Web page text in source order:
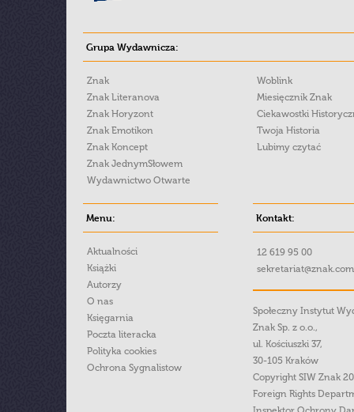
Grupa Wydawnicza:
Znak
Znak Literanova
Znak Horyzont
Znak Emotikon
Znak Koncept
Znak JednymSłowem
Wydawnictwo Otwarte
Woblink
Miesięcznik Znak
Ciekawostki
Twoja Historia
Lubimy czytać
Menu:
Aktualności
Książki
Autorzy
O nas
Księgarnia
Poczta literacka
Polityka cookies
Ochrona Sygnalistow
Kontakt:
12 619 95 00
Społeczny Instytut
Znak Sp. z o.o.,
ul. Kościuszki 37,
30-105 Kraków
Copyright SIW Znak
Foreign Rights